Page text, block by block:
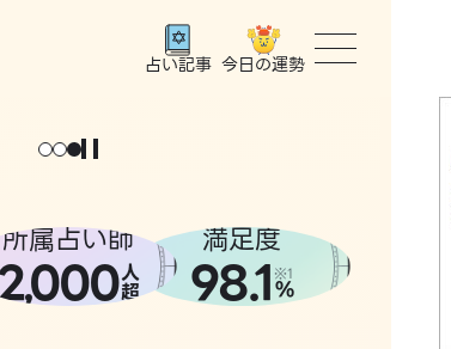
占い記事 今日の運勢
所属占い師
,000人
超
満足度
98.1 ※1
%